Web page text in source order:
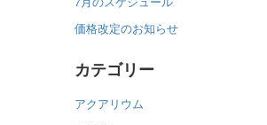
価格改定のお知らせ
カテゴリー
アクアリウム